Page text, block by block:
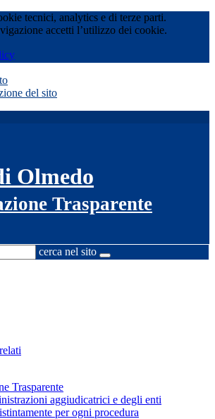
tecnici, analytics e di terze parti.
accetti l’utilizzo dei cookie.
del sito
Olmedo
Trasparente
cerca nel sito
Trasparente
aggiudicatrici e degli enti
per ogni procedura